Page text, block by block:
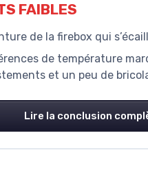
FAIBLES
de la firebox qui
de température
et un peu de
Lire la conclusion